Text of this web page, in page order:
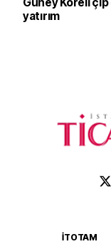
Güney Koreli
yatırım
İTOTAM